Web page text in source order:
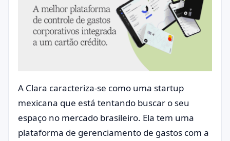
A Clara caracteriza-se como uma startup
mexicana que está tentando buscar o seu
espaço no mercado brasileiro. Ela tem uma
plataforma de gerenciamento de gastos com a